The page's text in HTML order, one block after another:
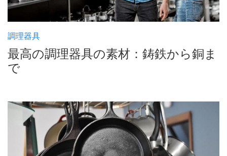
調理器具
最高の調理器具の素材：鋳鉄から銅ま
で